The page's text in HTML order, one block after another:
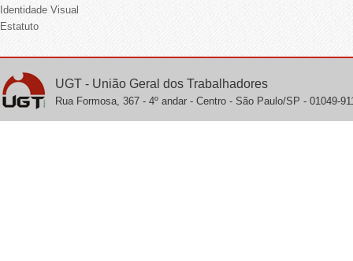
Identidade Visual
Estatuto
UGT - União Geral dos Trabalhadores
Rua Formosa, 367 - 4º andar - Centro - São Paulo/SP - 01049-